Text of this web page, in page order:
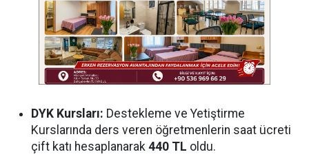
DYK Kursları: Destekleme ve Yetiştirme
Kurslarında ders veren öğretmenlerin saat ücreti
çift katı hesaplanarak 440 TL oldu.